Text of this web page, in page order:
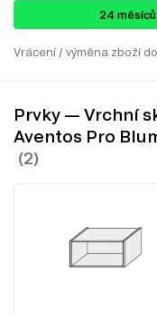
24
Vrácení / výměna zboží
Prvky — Vrchní
Aventos Pro